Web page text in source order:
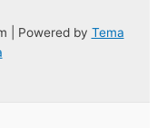
| Powered by Tema